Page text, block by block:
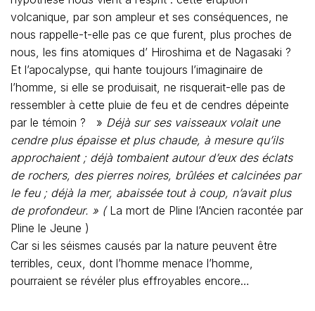
volcanique, par son ampleur et ses conséquences, ne
nous rappelle-t-elle pas ce que furent, plus proches de
nous, les fins atomiques d’ Hiroshima et de Nagasaki ?
Et l’apocalypse, qui hante toujours l’imaginaire de
l’homme, si elle se produisait, ne risquerait-elle pas de
ressembler à cette pluie de feu et de cendres dépeinte
par le témoin ? » Déjà sur ses vaisseaux volait une
cendre plus épaisse et plus chaude, à mesure qu’ils
approchaient ; déjà tombaient autour d’eux des éclats
de rochers, des pierres noires, brûlées et calcinées par
le feu ; déjà la mer, abaissée tout à coup, n’avait plus
de profondeur. » ( La mort de Pline l’Ancien racontée par
Pline le Jeune )
Car si les séismes causés par la nature peuvent être
terribles, ceux, dont l’homme menace l’homme,
pourraient se révéler plus effroyables encore…